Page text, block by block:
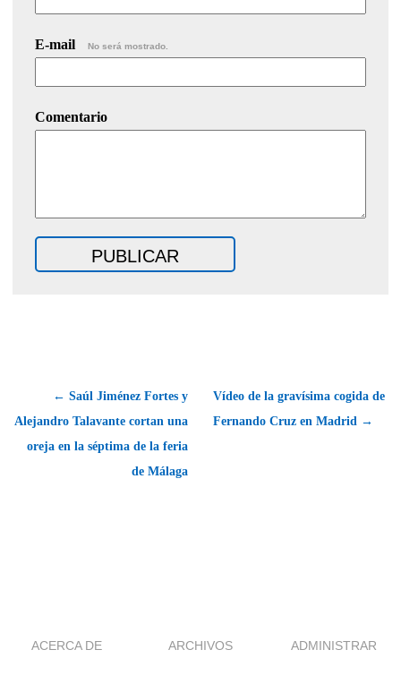
E-mail No será mostrado.
Comentario
← Saúl Jiménez Fortes y
Alejandro Talavante cortan una
oreja en la séptima de la feria
de Málaga
Vídeo de la gravísima cogida de
Fernando Cruz en Madrid →
ACERCA DE ARCHIVOS ADMINISTRAR